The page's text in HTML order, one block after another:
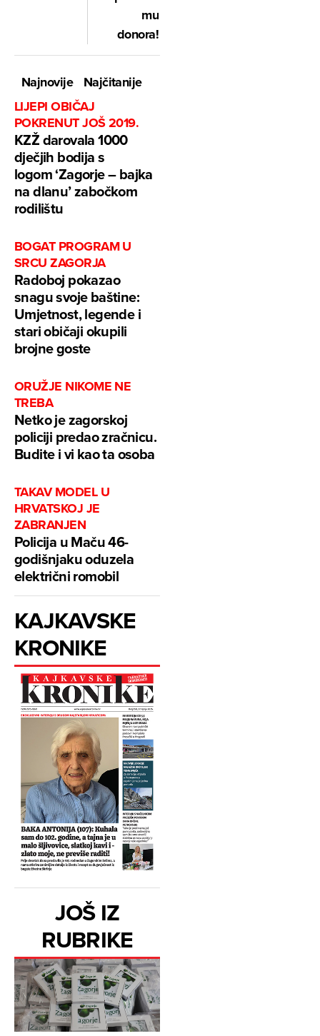
mu
donora!
Najnovije
Najčitanije
LIJEPI OBIČAJ
POKRENUT JOŠ 2019.
KZŽ darovala 1000
dječjih bodija s
logom ‘Zagorje – bajka
na dlanu’ zabočkom
rodilištu
BOGAT PROGRAM U
SRCU ZAGORJA
Radoboj pokazao
snagu svoje baštine:
Umjetnost, legende i
stari običaji okupili
brojne goste
ORUŽJE NIKOME NE
TREBA
Netko je zagorskoj
policiji predao zračnicu.
Budite i vi kao ta osoba
TAKAV MODEL U
HRVATSKOJ JE
ZABRANJEN
Policija u Maču 46-
godišnjaku oduzela
električni romobil
KAJKAVSKE
KRONIKE
JOŠ IZ
RUBRIKE